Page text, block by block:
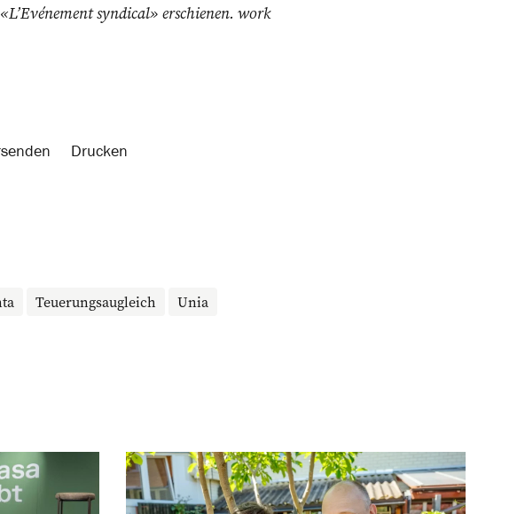
syndical» erschienen. work
Drucken
Teuerungsaugleich Unia